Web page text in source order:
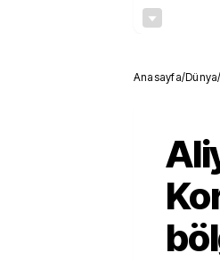
Anasayfa/Dünya/